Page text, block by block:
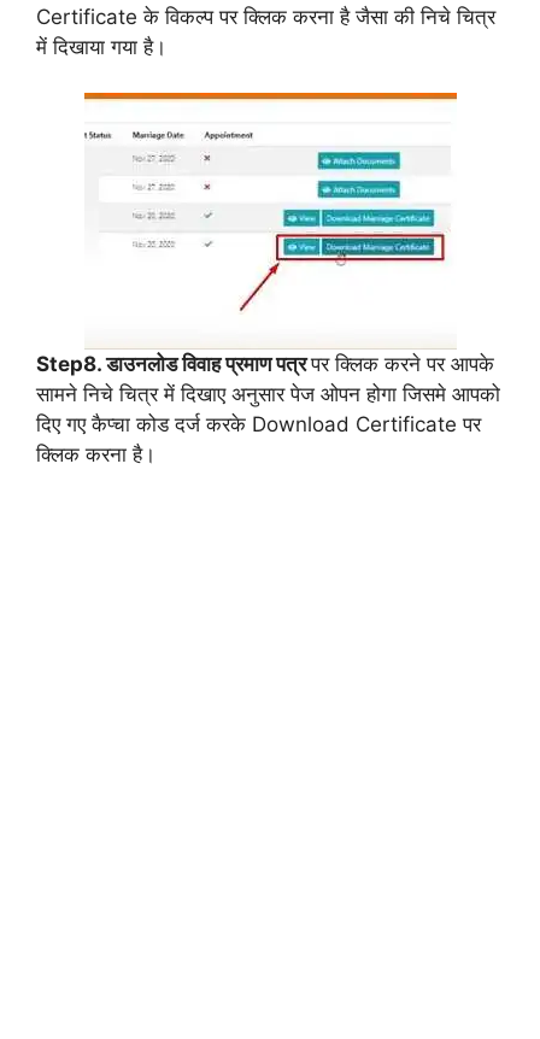
Certificate के विकल्प पर क्लिक करना है जैसा की निचे चित्र
में दिखाया गया है।
Step8. डाउनलोड विवाह प्रमाण पत्रपर क्लिक करने पर आपके
सामने निचे चित्र में दिखाए अनुसार पेज ओपन होगा जिसमे आपको
दिए गए कैप्चा कोड दर्ज करके Download Certificate पर
क्लिक करना है।